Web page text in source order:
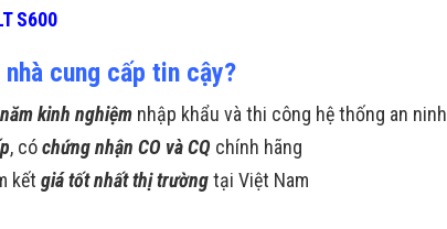
S600
cung cấp tin cậy?
kinh nghiệm nhập khẩu và thi công hệ thống an ninh
, cóchứng nhận CO và CQ chính hãng
kết giá tốt nhất thị trườngtại Việt Nam